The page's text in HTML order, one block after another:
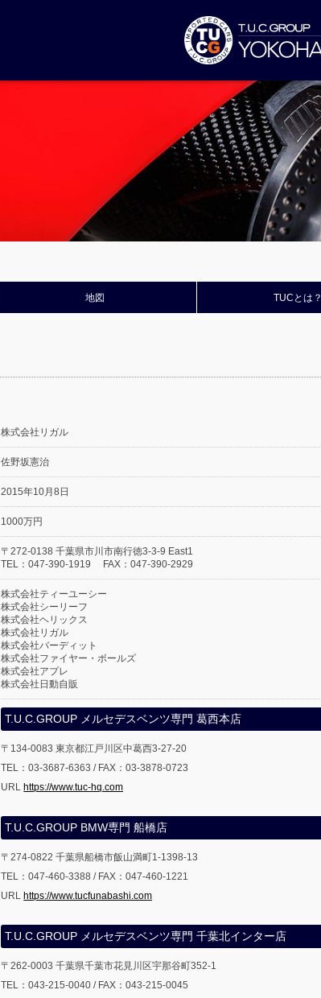
地図 TUCとは？
株式会社リガル
佐野坂憲治
2015年10月8日
1000万円
〒272-0138 千葉県市川市南行徳3-3-9 East1
TEL：047-390-1919 FAX：047-390-2929
株式会社ティーユーシー
株式会社シーリーフ
株式会社ヘリックス
株式会社リガル
株式会社バーディット
株式会社ファイヤー・ボールズ
株式会社アプレ
株式会社日動自販
T.U.C.GROUP メルセデスベンツ専門 葛西本店
〒134-0083 東京都江戸川区中葛西3-27-20
TEL：03-3687-6363 / FAX：03-3878-0723
URL https://www.tuc-hq.com
T.U.C.GROUP BMW専門 船橋店
〒274-0822 千葉県船橋市飯山満町1-1398-13
TEL：047-460-3388 / FAX：047-460-1221
URL https://www.tucfunabashi.com
T.U.C.GROUP メルセデスベンツ専門 千葉北インター店
〒262-0003 千葉県千葉市花見川区宇那谷町352-1
TEL：043-215-0040 / FAX：043-215-0045